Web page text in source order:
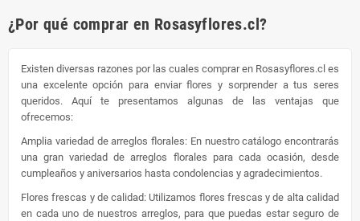
¿Por qué comprar en Rosasyflores.cl?
Existen diversas razones por las cuales comprar en Rosasyflores.cl es
una excelente opción para enviar flores y sorprender a tus seres
queridos. Aquí te presentamos algunas de las ventajas que
ofrecemos:
Amplia variedad de arreglos florales: En nuestro catálogo encontrarás
una gran variedad de arreglos florales para cada ocasión, desde
cumpleaños y aniversarios hasta condolencias y agradecimientos.
Flores frescas y de calidad: Utilizamos flores frescas y de alta calidad
en cada uno de nuestros arreglos, para que puedas estar seguro de